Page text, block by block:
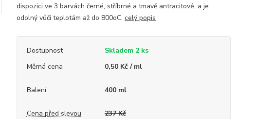
dispozici ve 3 barvách černé, stříbrné a tmavě antracitové, a je
odolný vůči teplotám až do 800oC. celý popis
Dostupnost
Skladem 2 ks
Měrná cena
0,50 Kč / ml
Balení 400 ml
Cena před slevou 237 Kč